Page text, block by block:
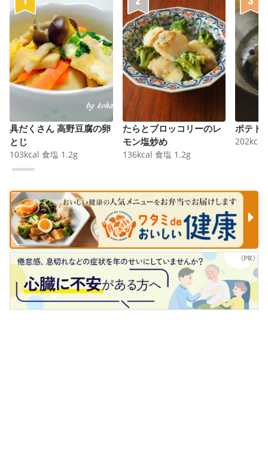
具だくさん 高野豆腐の卵
とじ
103kcal 食塩 1.2g
たらとブロッコリーのレ
モン塩炒め
136kcal 食塩 1.2g
ポテト
202kcal